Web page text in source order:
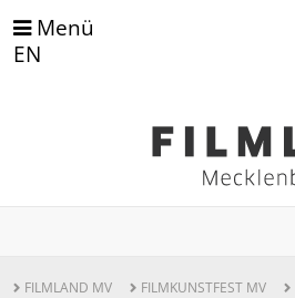
Menü
EN
FILMLAND MV FILMKUNSTFEST MV